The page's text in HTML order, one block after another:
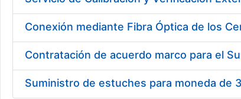
Suministro de estuches para moneda de